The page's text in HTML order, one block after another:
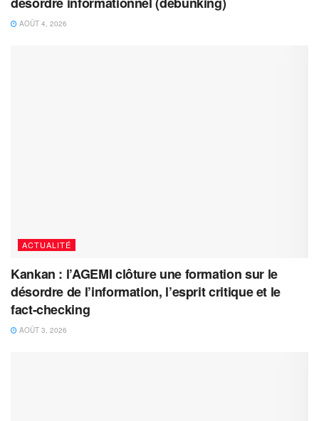
AOÛT 4, 2026
ACTUALITÉ
Kankan : l’AGEMI clôture une formation sur le
désordre de l’information, l’esprit critique et le
fact-checking
AOÛT 3, 2026